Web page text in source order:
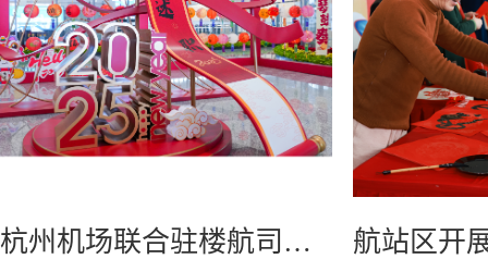
杭州机场联合驻楼航司开展元宵灯谜活动